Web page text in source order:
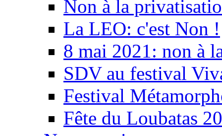
Non à la
La LEO: c'est Non !
8 mai 2021: non à
SDV au festival
Festival
Fête du Loubatas